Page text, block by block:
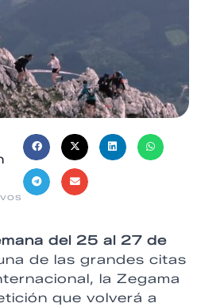
del 25 al 27 de
de las grandes citas
la Zegama
que volverá a